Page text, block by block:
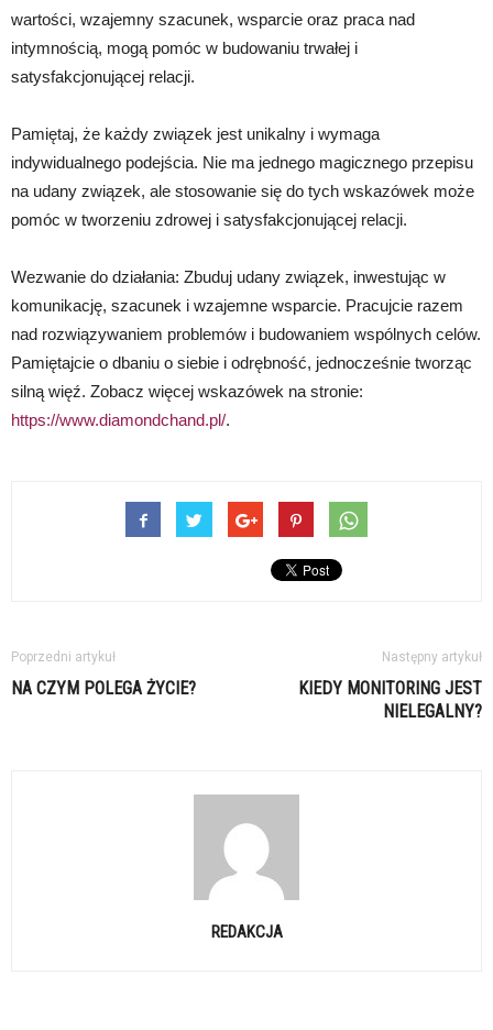
wartości, wzajemny szacunek, wsparcie oraz praca nad
intymnością, mogą pomóc w budowaniu trwałej i
satysfakcjonującej relacji.
Pamiętaj, że każdy związek jest unikalny i wymaga
indywidualnego podejścia. Nie ma jednego magicznego przepisu
na udany związek, ale stosowanie się do tych wskazówek może
pomóc w tworzeniu zdrowej i satysfakcjonującej relacji.
Wezwanie do działania: Zbuduj udany związek, inwestując w
komunikację, szacunek i wzajemne wsparcie. Pracujcie razem
nad rozwiązywaniem problemów i budowaniem wspólnych celów.
Pamiętajcie o dbaniu o siebie i odrębność, jednocześnie tworząc
silną więź. Zobacz więcej wskazówek na stronie:
https://www.diamondchand.pl/.
Poprzedni artykuł
NA CZYM POLEGA ŻYCIE?
Następny artykuł
KIEDY MONITORING JEST
NIELEGALNY?
REDAKCJA